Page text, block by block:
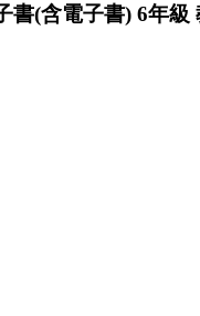
書(含電子書) 6年級